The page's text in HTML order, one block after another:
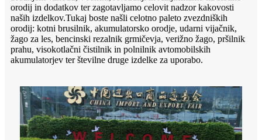
orodij in dodatkov ter zagotavljamo celovit nadzor kakovosti
naših izdelkov.Tukaj boste našli celotno paleto zvezdniških
orodij: kotni brusilnik, akumulatorsko orodje, udarni vijačnik,
žago za les, bencinski rezalnik grmičevja, verižno žago, pršilnik
prahu, visokotlačni čistilnik in polnilnik avtomobilskih
akumulatorjev ter številne druge izdelke za uporabo.